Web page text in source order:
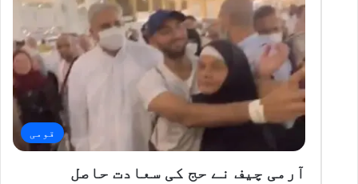
قومی
آرمی چیف نے حج کی سعادت حاصل